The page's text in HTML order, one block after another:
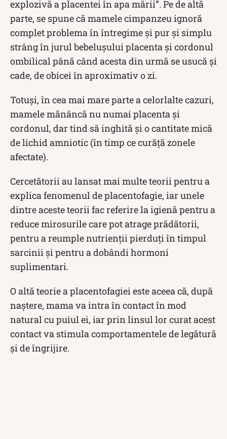
explozivă a placentei în apa mării”. Pe de altă
parte, se spune că mamele cimpanzeu ignoră
complet problema în întregime și pur și simplu
strâng în jurul bebelușului placenta și cordonul
ombilical până când acesta din urmă se usucă și
cade, de obicei în aproximativ o zi.
Totuși, în cea mai mare parte a celorlalte cazuri,
mamele mănâncă nu numai placenta și
cordonul, dar tind să inghită și o cantitate mică
de lichid amniotic (în timp ce curăță zonele
afectate).
Cercetătorii au lansat mai multe teorii pentru a
explica fenomenul de placentofagie, iar unele
dintre aceste teorii fac referire la igienă pentru a
reduce mirosurile care pot atrage prădătorii,
pentru a reumple nutrienții pierduți în timpul
sarcinii și pentru a dobândi hormoni
suplimentari.
O altă teorie a placentofagiei este aceea că, după
naștere, mama va intra în contact în mod
natural cu puiul ei, iar prin linsul lor curat acest
contact va stimula comportamentele de legătură
și de îngrijire.